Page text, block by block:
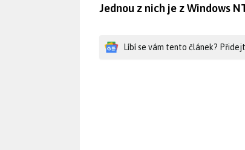
Jednou z nich je z Windows
Líbí se vám tento článek?